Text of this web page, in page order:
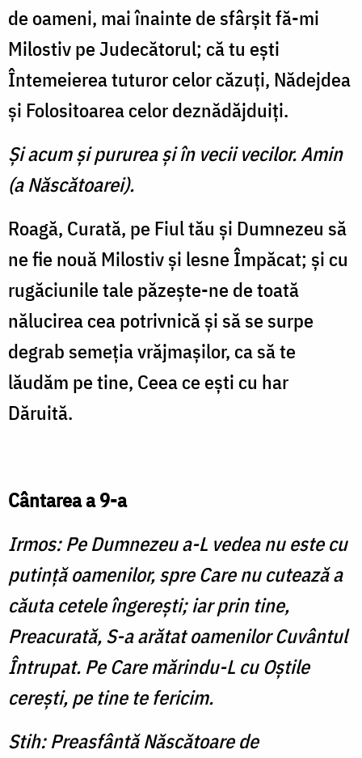
de oameni, mai înainte de sfârşit fă-mi
Milostiv pe Judecătorul; că tu eşti
Întemeierea tuturor celor căzuţi, Nădejdea
şi Folositoarea celor deznădăjduiţi.
Și acum şi pururea şi în vecii vecilor. Amin
(a Născătoarei).
Roagă, Curată, pe Fiul tău şi Dumnezeu să
ne fie nouă Milostiv şi lesne Împăcat; şi cu
rugăciunile tale păzeşte-ne de toată
nălucirea cea potrivnică şi să se surpe
degrab semeţia vrăjmaşilor, ca să te
lăudăm pe tine, Ceea ce eşti cu har
Dăruită.
Cântarea a 9-a
Irmos: Pe Dumnezeu a-L vedea nu este cu
putinţă oamenilor, spre Care nu cutează a
căuta cetele îngereşti; iar prin tine,
Preacurată, S-a arătat oamenilor Cuvântul
Întrupat. Pe Care mărindu-L cu Oştile
cereşti, pe tine te fericim.
Stih: Preasfântă Născătoare de